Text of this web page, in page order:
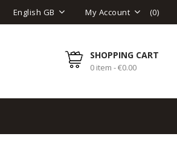
English GB My Account (0)
SHOPPING CART
0 item - €0.00